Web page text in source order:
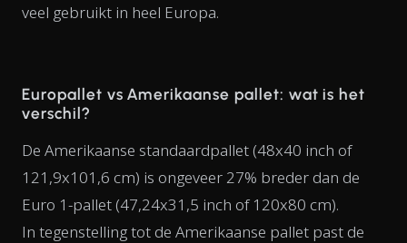
veel gebruikt in heel Europa.
Europallet vs Amerikaanse pallet: wat is het
verschil?
De Amerikaanse standaardpallet (48x40 inch of
121,9x101,6 cm) is ongeveer 27% breder dan de
Euro 1-pallet (47,24x31,5 inch of 120x80 cm).
In tegenstelling tot de Amerikaanse pallet past de